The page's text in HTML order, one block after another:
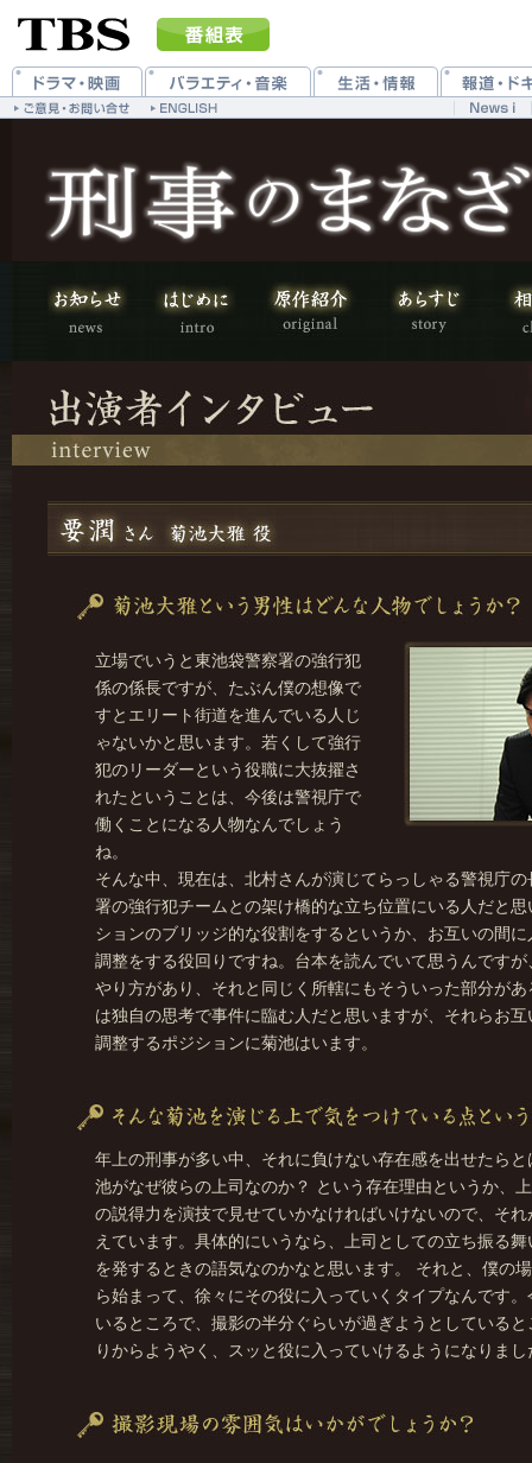
立場でいうと東池袋警察署の強行犯
係の係長ですが、たぶん僕の想像で
すとエリート街道を進んでいる人じ
ゃないかと思います。若くして強行
犯のリーダーという役職に大抜擢さ
れたということは、今後は警視庁で
働くことになる人物なんでしょう
ね。
そんな中、現在は、北村さんが演じてらっしゃる警視庁
署の強行犯チームとの架け橋的な立ち位置にいる人だと
ションのブリッジ的な役割をするというか、お互いの間
調整をする役回りですね。台本を読んでいて思うんです
やり方があり、それと同じく所轄にもそういった部分が
は独自の思考で事件に臨む人だと思いますが、それらお
調整するポジションに菊池はいます。
年上の刑事が多い中、それに負けない存在感を出せたら
池がなぜ彼らの上司なのか？ という存在理由というか、
の説得力を演技で見せていかなければいけないので、そ
えています。具体的にいうなら、上司としての立ち振る
を発するときの語気なのかなと思います。 それと、僕の
ら始まって、徐々にその役に入っていくタイプなんです
いるところで、撮影の半分ぐらいが過ぎようとしている
りからようやく、スッと役に入っていけるようになりまし